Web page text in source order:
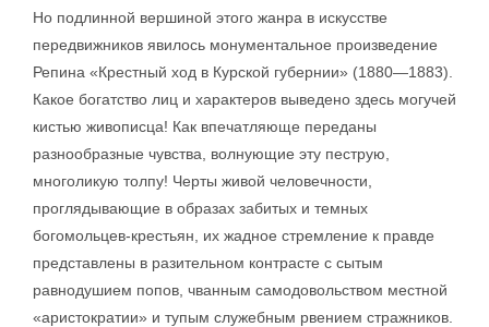
Но подлинной вершиной этого жанра в искусстве
передвижников явилось монументальное произведение
Репина «Крестный ход в Курской губернии» (1880—1883).
Какое богатство лиц и характеров выведено здесь могучей
кистью живописца! Как впечатляюще переданы
разнообразные чувства, волнующие эту пеструю,
многоликую толпу! Черты живой человечности,
проглядывающие в образах забитых и темных
богомольцев-крестьян, их жадное стремление к правде
представлены в разительном контрасте с сытым
равнодушием попов, чванным самодовольством местной
«аристократии» и тупым служебным рвением стражников.